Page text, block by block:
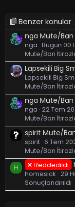
Benzer konular
nga Mute/Ban
nga Bugün
Mute/Ban
Lapsekili Big
Lapsekili Big
Mute/Ban
nga Mute/Ban
nga 22 Tem
Mute/Ban
spirit Mute/
spirit 6 Tem
Mute/Ban
H Reddedildi
homesick 29
Sonuçlandırıldı